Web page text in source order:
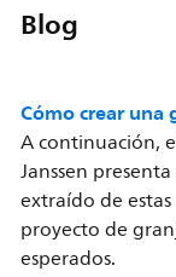
Blog
Cómo crear
A continuación,
Janssen
extraído de
proyecto de
esperados.